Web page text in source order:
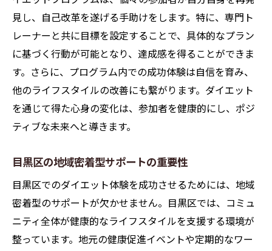
見し、自己改革を遂げる手助けをします。特に、専門ト
レーナーと共に目標を設定することで、具体的なプラン
に基づく行動が可能となり、達成感を得ることができま
す。さらに、プログラム内での成功体験は自信を育み、
他のライフスタイルの改善にも繋がります。ダイエット
を通じて得た心身の変化は、参加者を健康的にし、ポジ
ティブな未来へと導きます。
目黒区の地域密着型サポートの重要性
目黒区でのダイエット体験を成功させるためには、地域
密着型のサポートが欠かせません。目黒区では、コミュ
ニティ全体が健康的なライフスタイルを支援する環境が
整っています。地元の健康促進イベントや定期的なワー